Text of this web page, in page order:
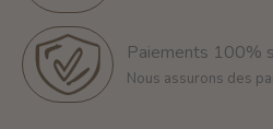
Paiements 100%
Nous assurons des